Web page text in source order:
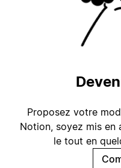
Proposez votre
Notion, soyez mis en
le tout en